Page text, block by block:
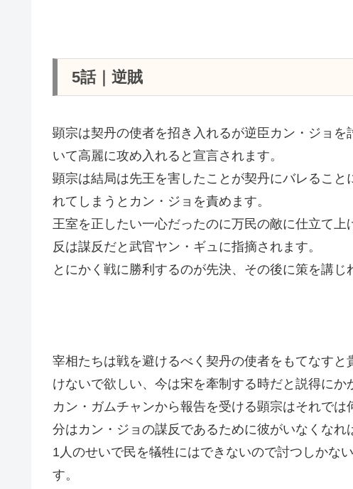
5話｜逆賊
顕宗は契丹の使者を招き入れるが逆臣カン・ジョ
いて高麗に攻め入れると宣言されます。
顕宗は結局は先王を害したことが契丹にバレるこ
れてしまうとカン・ジョを責めます。
王室を正したい一心だったのに万民の敵に仕立て
反は謀反だと武官ヤン・ギュに指摘されます。
とにかく戦に勝利するのが先決、その後に策を講じ
宰相たちは戦を避けるべく契丹の使者をもてなす
けないで欲しい、今は宋を牽制する時だと説得にか
カン・ガムチャンから報告を受ける顕宗はそれで
分はカン・ジョの謀反であるために彼がいなくなれ
1人のせいで民を犠牲にはできないので討つしかな
す。